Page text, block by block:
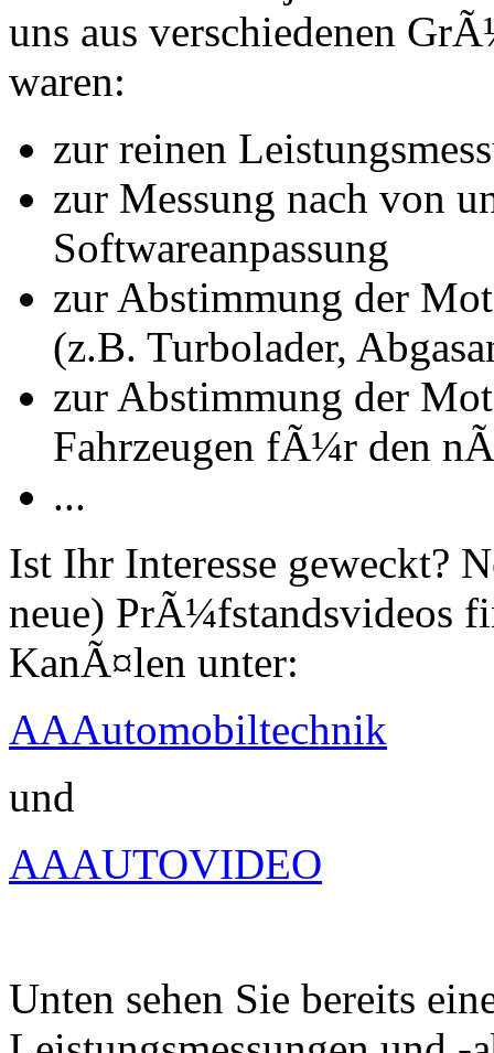
uns aus verschiedenen
waren:
zur reinen
zur Messung nach von
Softwareanpassung
zur Abstimmung der
(z.B. Turbolader,
zur Abstimmung der
Fahrzeugen fÃ¼r den
...
Ist Ihr Interesse geweckt?
neue) PrÃ¼fstandsvideos
KanÃ¤len unter:
AAAutomobiltechnik
und
AAAUTOVIDEO
Unten sehen Sie bereits